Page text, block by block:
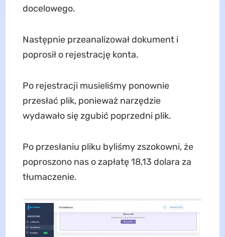
docelowego.
Następnie przeanalizował dokument i
poprosił o rejestrację konta.
Po rejestracji musieliśmy ponownie
przesłać plik, ponieważ narzędzie
wydawało się zgubić poprzedni plik.
Po przesłaniu pliku byliśmy zszokowni, że
poproszono nas o zapłatę 18,13 dolara za
tłumaczenie.